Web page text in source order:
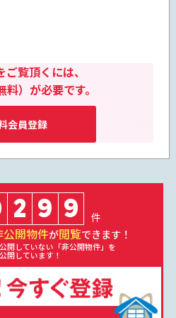
ご覧頂くには、
）が必要です。
会員登録
2 9 9 件
公開物件が閲覧できます！
開していない「非公開物件」を
開しています！